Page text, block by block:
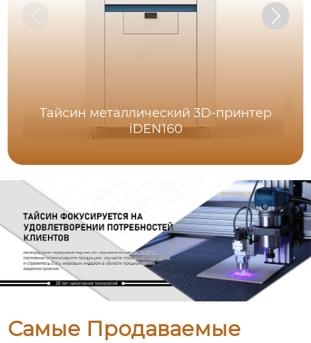
Тайсин металлический 3D-принтер
iDEN160
Самые Продаваемые